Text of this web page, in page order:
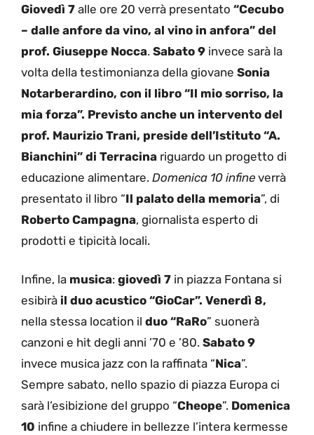
Giovedì 7 alle ore 20 verrà presentato “Cecubo
– dalle anfore da vino, al vino in anfora” del
prof. Giuseppe Nocca. Sabato 9 invece sarà la
volta della testimonianza della giovane Sonia
Notarberardino, con il libro “Il mio sorriso, la
mia forza”. Previsto anche un intervento del
prof. Maurizio Trani, preside dell’Istituto “A.
Bianchini” di Terracina riguardo un progetto di
educazione alimentare. Domenica 10 infine verrà
presentato il libro “Il palato della memoria”, di
Roberto Campagna, giornalista esperto di
prodotti e tipicità locali.
Infine, la musica: giovedì 7 in piazza Fontana si
esibirà il duo acustico “GioCar”. Venerdì 8,
nella stessa location il duo “RaRo” suonerà
canzoni e hit degli anni ’70 e ’80. Sabato 9
invece musica jazz con la raffinata “Nica”.
Sempre sabato, nello spazio di piazza Europa ci
sarà l’esibizione del gruppo “Cheope”. Domenica
10 infine a chiudere in bellezze l’intera kermesse